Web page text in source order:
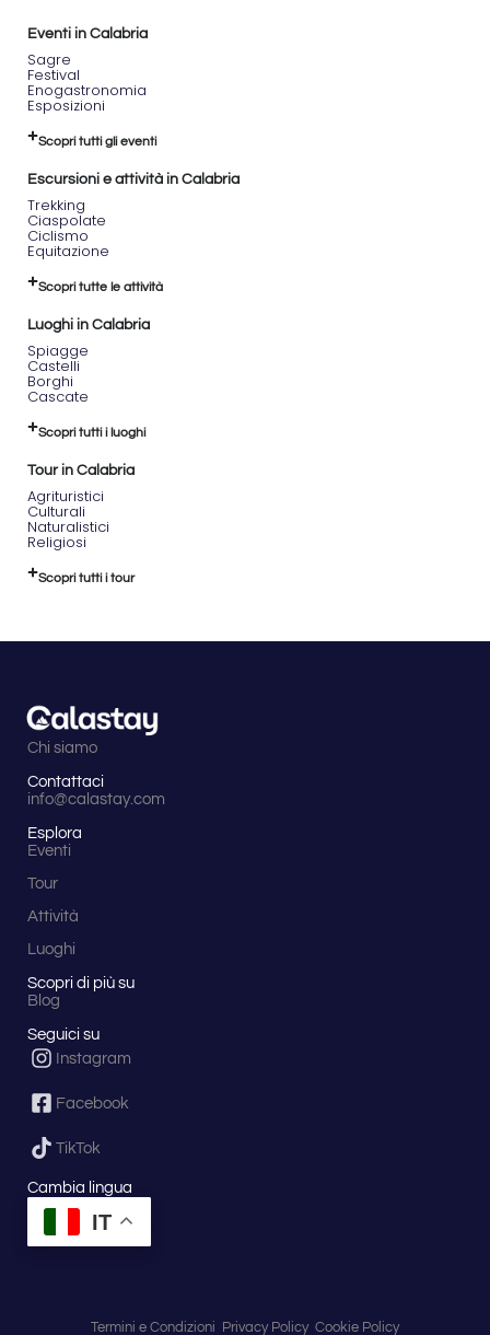
Eventi in Calabria
Sagre
Festival
Enogastronomia
Esposizioni
Scopri tutti gli eventi
Escursioni e attività in Calabria
Trekking
Ciaspolate
Ciclismo
Equitazione
Scopri tutte le attività
Luoghi in Calabria
Spiagge
Castelli
Borghi
Cascate
Scopri tutti i luoghi
Tour in Calabria
Agrituristici
Culturali
Naturalistici
Religiosi
Scopri tutti i tour
Chi siamo
Contattaci
info@calastay.com
Esplora
Eventi
Tour
Attività
Luoghi
Scopri di più su
Blog
Seguici su
Instagram
Facebook
TikTok
Cambia lingua
IT
Termini e Condizioni Privacy Policy Cookie Policy